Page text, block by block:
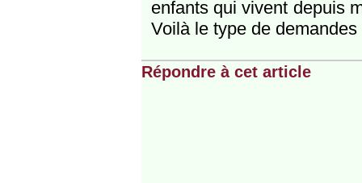
enfants qui vivent depuis
Voilà le type de
Répondre à cet article